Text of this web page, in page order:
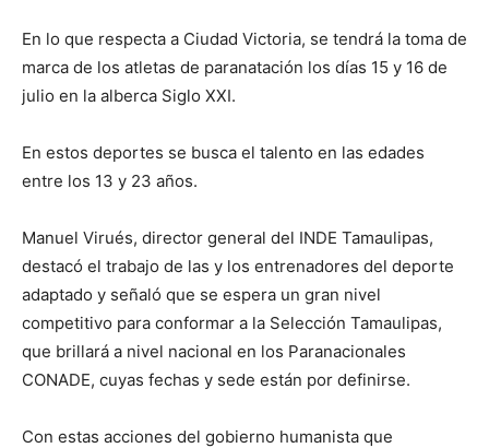
En lo que respecta a Ciudad Victoria, se tendrá la toma de
marca de los atletas de paranatación los días 15 y 16 de
julio en la alberca Siglo XXI.
En estos deportes se busca el talento en las edades
entre los 13 y 23 años.
Manuel Virués, director general del INDE Tamaulipas,
destacó el trabajo de las y los entrenadores del deporte
adaptado y señaló que se espera un gran nivel
competitivo para conformar a la Selección Tamaulipas,
que brillará a nivel nacional en los Paranacionales
CONADE, cuyas fechas y sede están por definirse.
Con estas acciones del gobierno humanista que